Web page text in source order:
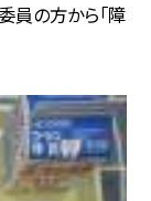
員の方から「障